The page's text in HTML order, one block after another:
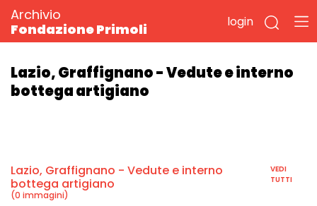
Archivio
Fondazione Primoli
login
Lazio, Graffignano - Vedute e interno
bottega artigiano
Lazio, Graffignano - Vedute e interno
bottega artigiano
(0 immagini)
VEDI
TUTTI